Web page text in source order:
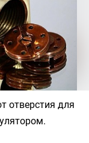
отверстия для